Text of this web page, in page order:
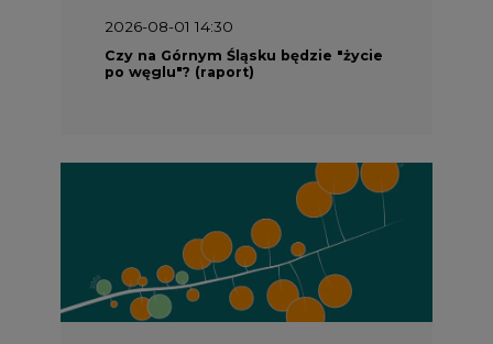
2026-08-01 14:30
Czy na Górnym Śląsku będzie "życie
po węglu"? (raport)